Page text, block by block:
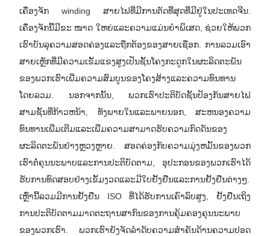
ເຄື່ອງຈັກ winding ສາຍໄຟທີ່ມີການຕັດທີ່ສຸດທີ່ມີຢູ່ໃນປະເທດຈີນ.
ເຄື່ອງຈັກນີ້ມີຂະ ໜາດ ໃຫຍ່ແລະຄວາມແມ່ນຍໍາພິເສດ, ຊ່ວຍໃຫ້ພວກ
ເຮົາບັນລຸຄວາມສອດຄ່ອງແລະຖືກຕ້ອງຂອງສາຍເຊືອກ. ການລວມເອົາ
ສາຍເຫຼັກທີ່ມີຄວາມເຂັ້ມແຂງສູງເປັນຊັ້ນໂຄງກະດູກໃນຜະລິດຕະພັນ
ຂອງພວກເຮົາເພີ່ມຄວາມສົມບູນຂອງໂຄງສ້າງແລະຄວາມທົນທານ
ໂດຍລວມ. ນອກຈາກນັ້ນ, ພວກເຮົາປະຕິບັດຊັ້ນປ້ອງກັນສາຍໄຟ
ສາມຊັ້ນທີ່ກ້າວຫນ້າ, ທັງພາຍໃນແລະພາຍນອກ, ສະຫນອງຄວາມ
ທົນທານເພີ່ມເຕີມແລະເພີ່ມຄວາມສາມາດຮັບຄວາມກົດດັນຂອງ
ຜະລິດຕະພັນຢ່າງຫຼວງຫຼາຍ. ສອດຄ່ອງກັບຄວາມມຸ່ງຫມັ້ນຂອງພວກ
ເຮົາຕໍ່ຄຸນນະພາບແລະການປະຕິບັດຕາມ, ອຸປະກອນຂອງພວກເຮົາໄດ້
ຮັບການທົດສອບຢ່າງເຂັ້ມງວດແລະມີໃບຢັ້ງຢືນແລະການຢັ້ງຢືນຕ່າງໆ.
ເຫຼົ່ານີ້ລວມມີການຢັ້ງຢືນ ISO ທີ່ໄດ້ຮັບການເຄົາລົບສູງ, ຢັ້ງຢືນເຖິງ
ການປະຕິບັດຕາມມາດຕະຖານສາກົນຂອງການຄຸ້ມຄອງຄຸນນະພາບ
ຂອງພວກເຮົາ. ພວກເຮົາຍັງຈັດລໍາດັບຄວາມສໍາຄັນດ້ານຄວາມປອດ